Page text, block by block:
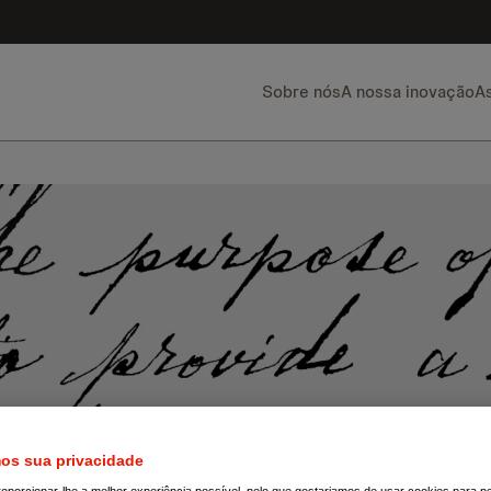
Sobre nósA nossa inovação
sua privacidade